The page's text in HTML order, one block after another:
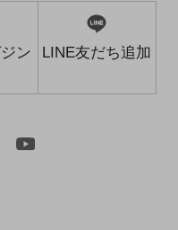
ン
LINE友だち追加